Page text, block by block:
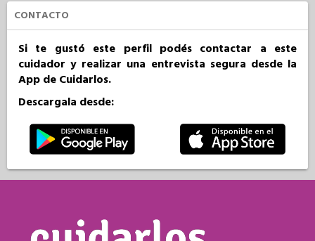
CONTACTO
Si te gustó este perfil podés contactar a este
cuidador y realizar una entrevista segura desde la
App de Cuidarlos.
Descargala desde: